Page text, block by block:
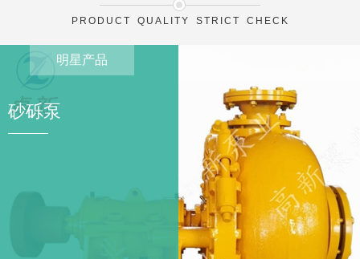
PRODUCT QUALITY STRICT CHECK
明星产品
砂砾泵